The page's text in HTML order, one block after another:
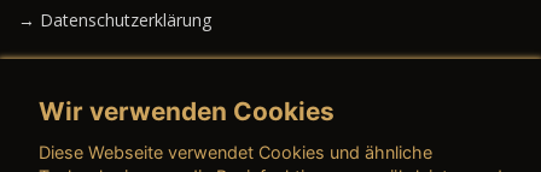
→ Datenschutzerklärung
Wir verwenden Cookies
Diese Webseite verwendet Cookies und ähnliche